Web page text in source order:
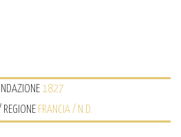
1827
FRANCIA / N.D.